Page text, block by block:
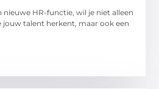
nieuwe HR-functie, wil je niet alleen
jouw talent herkent, maar ook een